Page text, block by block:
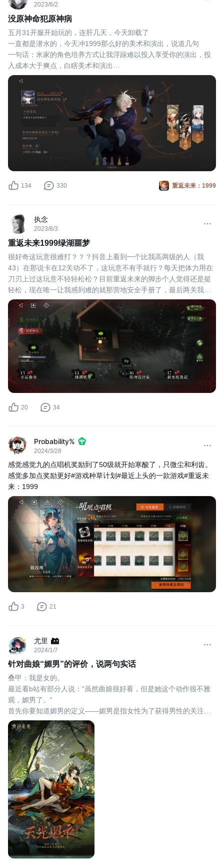
2023/6/2
没原神命犯原神病
五月31开服开始玩的，连肝几天，今天卸载了
一直都是潜水的，今天冲1999那么好的美术和演出，说道几句
一句话：米家的角色培养方式让我浮躁难以投入享受你的演出，投
入成本大于爽点，白瞎美术和演出
角色的成本没人高，运营却抢钱一样，我退原神就是对那种命座、
圣遗物、专武、技能等级要培养培养成本还高受不了。
一个副游玩法的游戏，角色数量这么多像明日方舟靠拢却只能上四
个，其中一个还是备用的，培养成本就跟原神
重返未来：1999
134 330
执念
2023/8/3
重返未来1999绿湖噩梦
很好奇这玩意很难打？？？抖音上看到一个比我高两级的人（我
43）在那说卡在12关动不了，这玩意不有手就行？每天把体力用在
刀刃上过这玩意不轻轻松松？目前重返未来的脚步个人觉得还是挺
轻松，现在唯一让我感到难的就那营地安全手册了，最后两关我脑
子不够过不了#重返未来：1999
20 34
Probability%
2024/3/28
感觉感觉九的点唱机奖励到了50级就开始寒酸了，只微尘和利齿。
感觉多加点奖励更好#游戏种草计划#最近上头的一款游戏#重返未
来：1999
3 21
尤里
2024/1/7
针对曲娘“媚男”的评价，说两句实话
叠甲：我是女的。
最近看b站有部分人说：“虽然曲娘很好看，但是她这个动作很不雅
观，媚男了。”
首先你要知道媚男的定义——媚男是指女性为了获得男性的关注和
赞赏，刻意表现出的一种倾向于男性审美的行为模式。
曲娘的动作并没有“凹”，就是故意摆出那种姿势，她的动作很自然放
松，就像李白饮酒一样豪放。在山野之间，没有别人的存在，想必
是我也会效仿竹林七贤（但是我并不会脱光裸奔
没有特